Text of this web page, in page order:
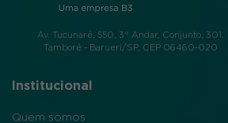
Av. Tucunaré, 550, 3° Andar, Conjunto, 301.
Tamboré - Barueri/SP, CEP 06460-020
Institucional
Quem somos